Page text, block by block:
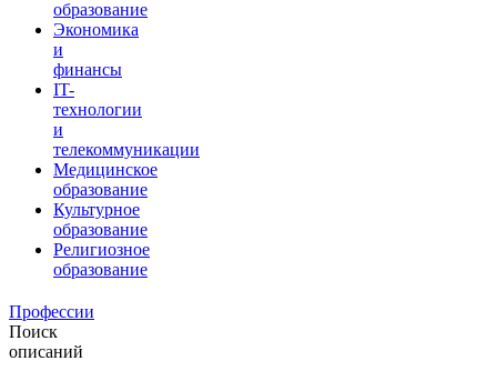
образование
Экономика
и
финансы
IT-
технологии
и
телекоммуникации
Медицинское
образование
Культурное
образование
Религиозное
образование
Профессии
Поиск
описаний